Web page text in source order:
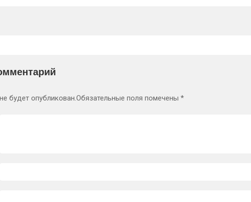
будет опубликован.Обязательные поля помечены *